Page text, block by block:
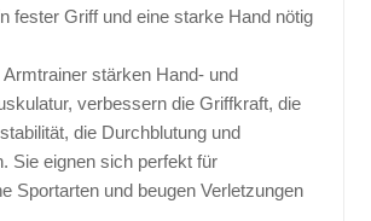
fester Griff und eine starke Hand nötig
stärken Hand- und
verbessern die Griffkraft, die
die Durchblutung und
Sie eignen sich perfekt für
Sportarten und beugen Verletzungen